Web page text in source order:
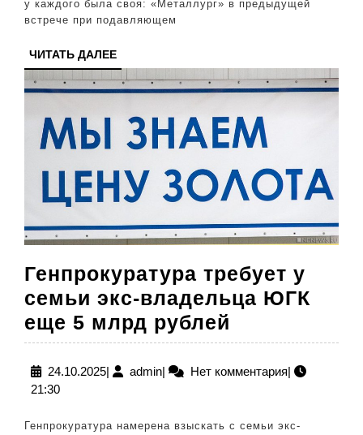
у каждого была своя: «Металлург» в предыдущей
встрече при подавляющем
ЧИТАТЬ ДАЛЕЕЧИТАТЬ
ДАЛЕЕ
Генпрокуратура требует у
семьи экс-владельца ЮГК
еще 5 млрд рублей
требует
у
экс-
24.10.202524.10.2025
| adminadmin
| Нет комментария|
21:30
Генпрокуратура намерена взыскать с семьи экс-